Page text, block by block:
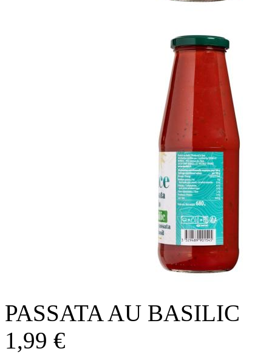
PASSATA AU BASILIC
1,99 €